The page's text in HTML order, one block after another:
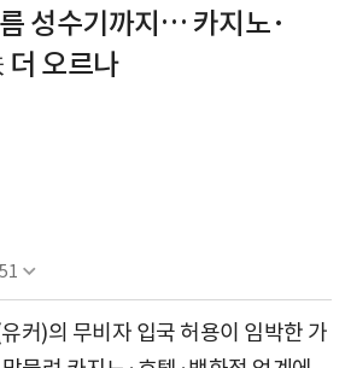
성수기까지… 카지노·
오르나
커)의 무비자 입국 허용이 임박한 가